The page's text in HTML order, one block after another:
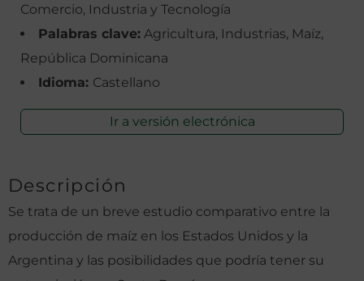
Comercio, Industria y Tecnología
Palabras clave: Agricultura, Industrias, Maíz,
República Dominicana
Idioma: Castellano
Ir a versión electrónica
Descripción
Se trata de un breve estudio comparativo entre la
producción de maíz en los Estados Unidos y la
Argentina y las posibilidades que podría tener su